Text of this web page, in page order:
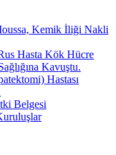
Kemik İliği Nakli
Hasta Kök Hücre
Kavuştu.
Hastası
Belgesi